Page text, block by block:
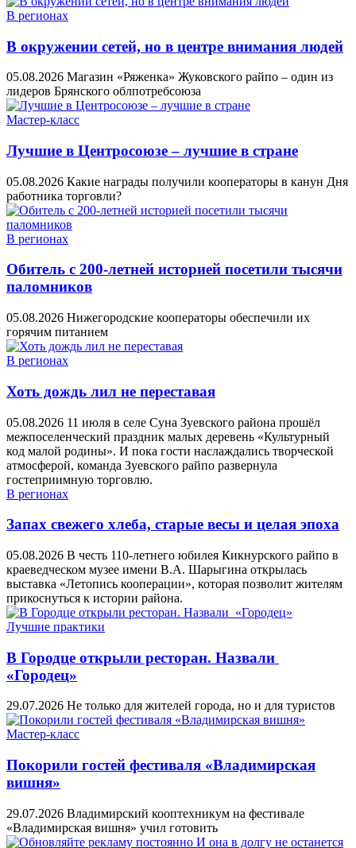
В регионах
В окружении сетей, но в центре внимания людей
05.08.2026 Магазин «Ряженка» Жуковского райпо – один из
лидеров Брянского облпотребсоюза
Мастер-класс
Лучшие в Центросоюзе – лучшие в стране
05.08.2026 Какие награды получили кооператоры в канун Дня
работника торговли?
В регионах
Обитель с 200-летней историей посетили тысячи
паломников
05.08.2026 Нижегородские кооператоры обеспечили их
горячим питанием
В регионах
Хоть дождь лил не переставая
05.08.2026 11 июля в селе Суна Зуевского района прошёл
межпоселенческий праздник малых деревень «Культурный
код малой родины». И пока гости наслаждались творческой
атмосферой, команда Зуевского райпо развернула
гостеприимную торговлю.
В регионах
Запах свежего хлеба, старые весы и целая эпоха
05.08.2026 В честь 110-летнего юбилея Кикнурского райпо в
краеведческом музее имени В.А. Шарыгина открылась
выставка «Летопись кооперации», которая позволит жителям
прикоснуться к истории района.
Лучшие практики
В Городце открыли ресторан. Назвали
«Городец»
29.07.2026 Не только для жителей города, но и для туристов
Мастер-класс
Покорили гостей фестиваля «Владимирская
вишня»
29.07.2026 Владимирский кооптехникум на фестивале
«Владимирская вишня» учил готовить